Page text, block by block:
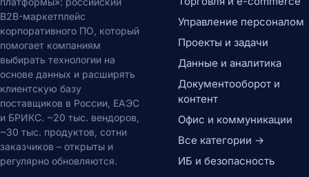
B2B-маркетплейс
корпоративного ПО, который
помогает компаниям
выбирать технологии на
основе данных и расширять
клиентскую базу
поставщиков в России, ЕАЭС
и БРИКС. ~20 тыс. вендоров,
~30 тыс. продуктов, сотни
заказчиков – открыты и
регулярно обновляются.
Управление персоналом
Проекты и задачи
Данные и аналитика
Документооборот и
контент
Офис и коммуникации
Все категории →
ИБ и безопасность